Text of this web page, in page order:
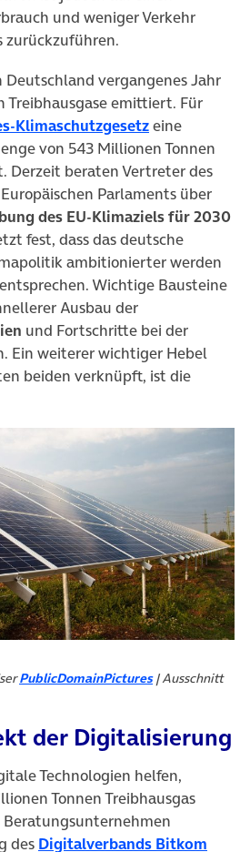
und weniger Verkehr
zurückzuführen.
vergangenes Jahr
Treibhausgase emittiert. Für
Klimaschutzgesetz(öffnet in
eine
von 543 Millionen Tonnen
Derzeit beraten Vertreter des
Parlaments über
des EU-Klimaziels für 2030
fest, dass das deutsche
ambitionierter werden
Wichtige Bausteine
Ausbau der
und Fortschritte bei der
Ein weiterer wichtiger Hebel
beiden verknüpft, ist die
PublicDomainPictures| Ausschnitt
der Digitalisierung
Technologien helfen,
Tonnen Treibhausgas
des Digitalverbands Bitkom